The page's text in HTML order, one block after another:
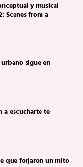
y musical
Scenes from a
sigue en
a escucharte te
que forjaron un mito